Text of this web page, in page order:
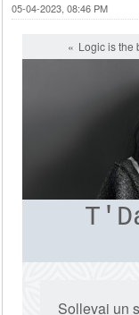
05-04-2023, 08:46 PM
Logic is the
Sollevai un